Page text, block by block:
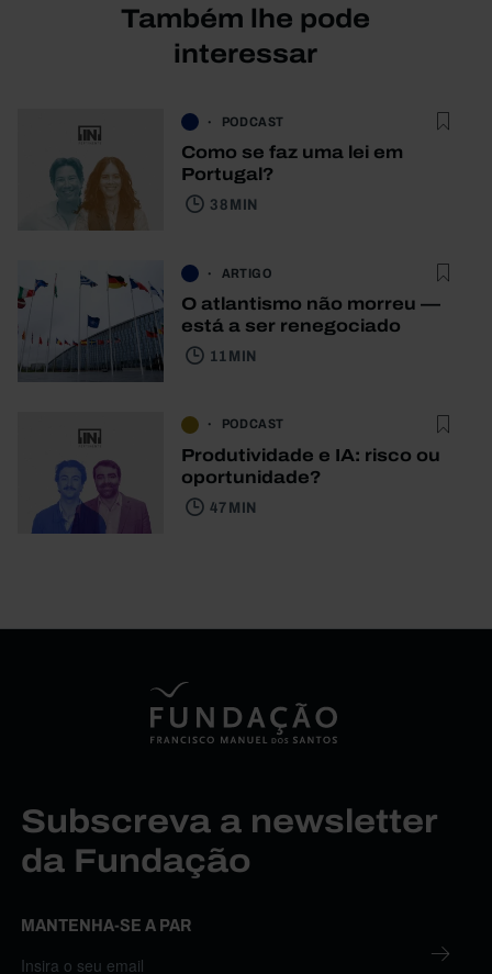
Também lhe pode
interessar
PODCAST
Como se faz uma lei em
Portugal?
38 MIN
ARTIGO
O atlantismo não morreu —
está a ser renegociado
11 MIN
PODCAST
Produtividade e IA: risco ou
oportunidade?
47 MIN
Subscreva a newsletter
da Fundação
MANTENHA-SE A PAR